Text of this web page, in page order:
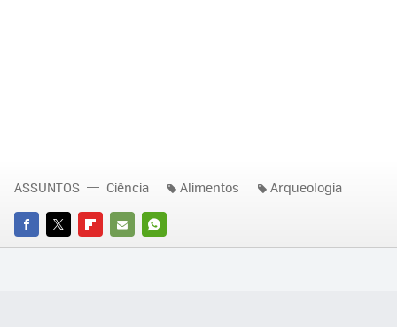
FACEBOOK
TWITTERFLIPBOARD
E-
WHATSAPP
ASSUNTOS Ciência Alimentos Arqueologia